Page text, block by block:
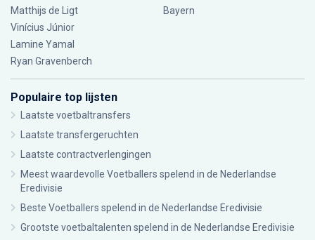
Matthijs de Ligt
Vinícius Júnior
Lamine Yamal
Ryan Gravenberch
Bayern
Populaire top lijsten
Laatste voetbaltransfers
Laatste transfergeruchten
Laatste contractverlengingen
Meest waardevolle Voetballers spelend in de Nederlandse
Eredivisie
Beste Voetballers spelend in de Nederlandse Eredivisie
Grootste voetbaltalenten spelend in de Nederlandse Eredivisie